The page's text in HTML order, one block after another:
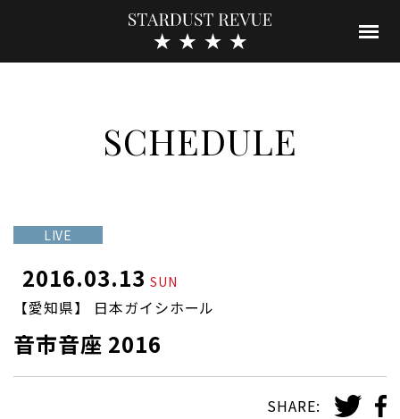
SCHEDULE
LIVE
2016.03.13 SUN
【愛知県】 日本ガイシホール
音市音座 2016
SHARE: